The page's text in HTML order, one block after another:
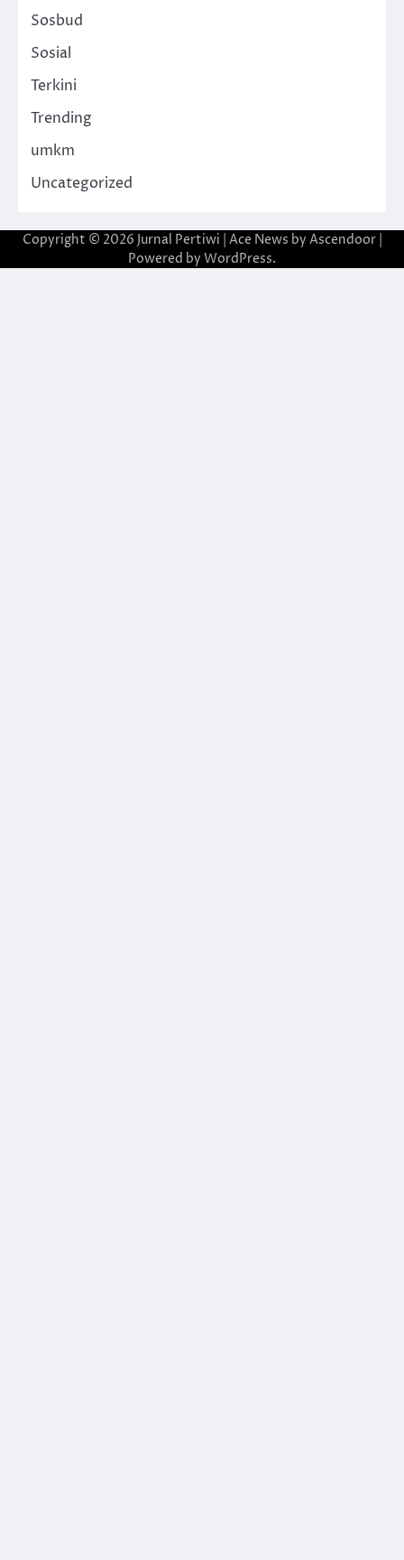
Sosbud
Sosial
Terkini
Trending
umkm
Uncategorized
Copyright © 2026 Jurnal Pertiwi | Ace News by Ascendoor|
Powered by WordPress.